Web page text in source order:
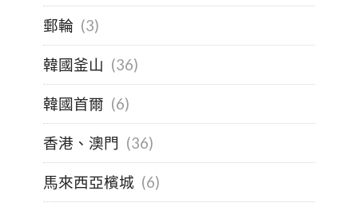
郵輪 (3)
韓國釜山 (36)
韓國首爾 (6)
香港、澳門 (36)
馬來西亞檳城 (6)